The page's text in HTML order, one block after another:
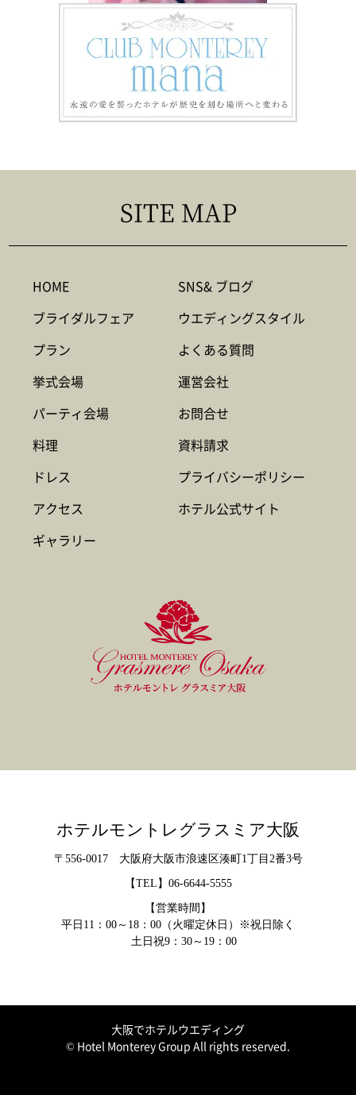
SITE MAP
HOME
ブライダルフェア
プラン
挙式会場
パーティ会場
料理
ドレス
アクセス
ギャラリー
SNS& ブログ
ウエディングスタイル
よくある質問
運営会社
お問合せ
資料請求
プライバシーポリシー
ホテル公式サイト
ホテルモントレグラスミア大阪
〒556-0017 大阪府大阪市浪速区湊町1丁目2番3号
【TEL】 06-6644-5555
【営業時間】
平日11：00～18：00（火曜定休日）※祝日除く
土日祝9：30～19：00
大阪でホテルウエディング
© Hotel Monterey Group All rights reserved.